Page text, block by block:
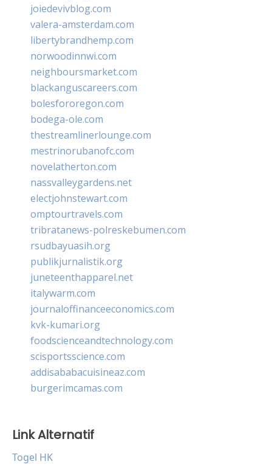
joiedevivblog.com
valera-amsterdam.com
libertybrandhemp.com
norwoodinnwi.com
neighboursmarket.com
blackanguscareers.com
bolesfororegon.com
bodega-ole.com
thestreamlinerlounge.com
mestrinorubanofc.com
novelatherton.com
nassvalleygardens.net
electjohnstewart.com
omptourtravels.com
tribratanews-polreskebumen.com
rsudbayuasih.org
publikjurnalistik.org
juneteenthapparel.net
italywarm.com
journaloffinanceeconomics.com
kvk-kumari.org
foodscienceandtechnology.com
scisportsscience.com
addisababacuisineaz.com
burgerimcamas.com
Link Alternatif
Togel HK